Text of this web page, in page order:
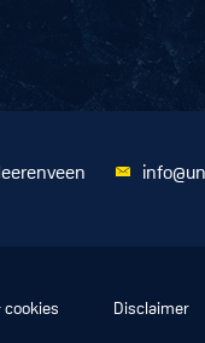
cookies
Disclaimer